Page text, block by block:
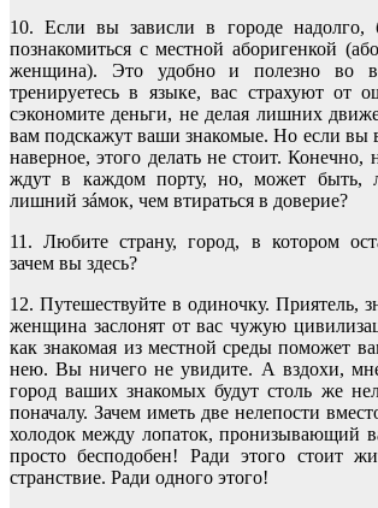
10. Если вы зависли в городе
познакомиться с местной аборигенкой
женщина). Это удобно и полезно во
тренируетесь в языке, вас страхуют от
сэкономите деньги, не делая лишних
вам подскажут ваши знакомые. Но если вы
наверное, этого делать не стоит. Конечно,
ждут в каждом порту, но, может быть,
лишний зáмок, чем втираться в доверие?
11. Любите страну, город, в котором
зачем вы здесь?
12. Путешествуйте в одиночку. Приятель,
женщина заслонят от вас чужую
как знакомая из местной среды поможет
нею. Вы ничего не увидите. А вздохи,
город ваших знакомых будут столь же
поначалу. Зачем иметь две нелепости
холодок между лопаток, пронизывающий
просто бесподобен! Ради этого стоит
странствие. Ради одного этого!